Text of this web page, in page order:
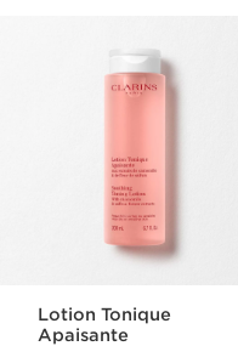
Lotion Tonique
Apaisante